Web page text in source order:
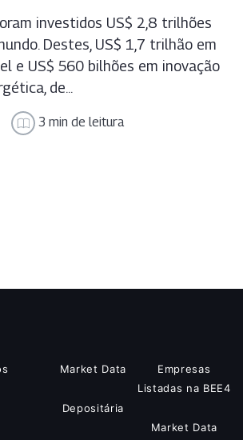
investidos US$ 2,8 trilhões
Destes, US$ 1,7 trilhão em
e US$ 560 bilhões em inovação
de...
3 min de leitura
Market Data
Depositária
Empresas
Listadas na BEE4
Market Data